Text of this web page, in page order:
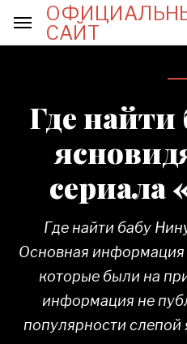
САЙТ
Где
сериала
Где найти бабу
Основная информация
которые были на
информация не
популярности